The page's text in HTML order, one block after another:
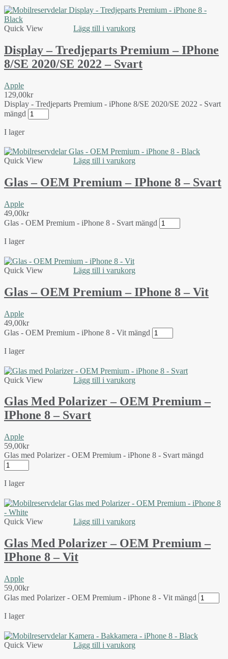
Quick View Lägg till i varukorg
Display – Tredjeparts Premium – IPhone
8/SE 2020/SE 2022 – Svart
Apple
129,00kr
Display - Tredjeparts Premium - iPhone 8/SE 2020/SE 2022 - Svart
mängd
I lager
Quick View Lägg till i varukorg
Glas – OEM Premium – IPhone 8 – Svart
Apple
49,00kr
Glas - OEM Premium - iPhone 8 - Svart mängd
I lager
Quick View Lägg till i varukorg
Glas – OEM Premium – IPhone 8 – Vit
Apple
49,00kr
Glas - OEM Premium - iPhone 8 - Vit mängd
I lager
Quick View Lägg till i varukorg
Glas Med Polarizer – OEM Premium –
IPhone 8 – Svart
Apple
59,00kr
Glas med Polarizer - OEM Premium - iPhone 8 - Svart mängd
I lager
Quick View Lägg till i varukorg
Glas Med Polarizer – OEM Premium –
IPhone 8 – Vit
Apple
59,00kr
Glas med Polarizer - OEM Premium - iPhone 8 - Vit mängd
I lager
Quick View Lägg till i varukorg